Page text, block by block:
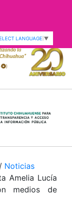
LANGUAGE ▼
/ Noticias
Amelia Lucía
medios de